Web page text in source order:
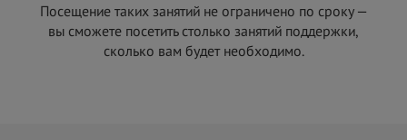
Посещение таких занятий не ограничено по сроку —
вы сможете посетить столько занятий поддержки,
сколько вам будет необходимо.